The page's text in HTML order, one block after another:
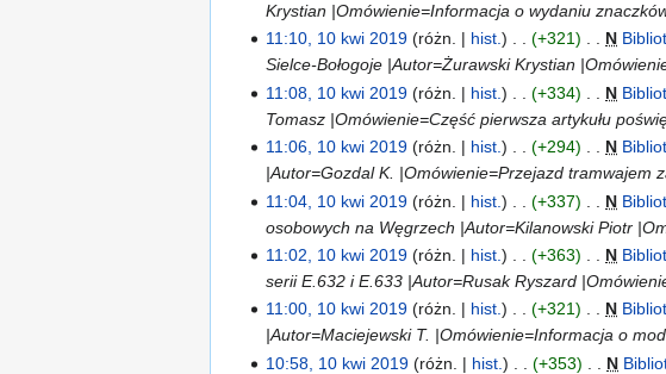
Krystian |Omówienie=Informacja o wydaniu
11:10, 10 kwi 2019
różn. hist. +321 N
Sielce-Bołogoje |Autor=Żurawski Krystian
11:08, 10 kwi 2019
różn. hist. +334 N
Tomasz |Omówienie=Część pierwsza artykułu
11:06, 10 kwi 2019
różn. hist. +294 N
|Autor=Gozdal K. |Omówienie=Przejazd tramwajem
11:04, 10 kwi 2019
różn. hist. +337 N
osobowych na Węgrzech |Autor=Kilanowski Piotr
11:02, 10 kwi 2019
różn. hist. +363 N
serii E.632 i E.633 |Autor=Rusak Ryszard
11:00, 10 kwi 2019
różn. hist. +321 N
|Autor=Maciejewski T. |Omówienie=Informacja o
10:58, 10 kwi 2019
różn. hist. +353 N